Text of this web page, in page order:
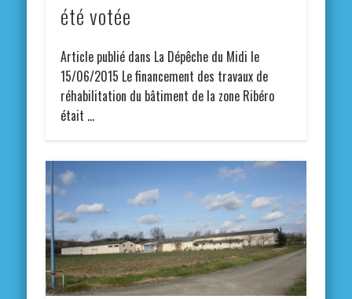
été votée
Article publié dans La Dépêche du Midi le
15/06/2015 Le financement des travaux de
réhabilitation du bâtiment de la zone Ribéro
était …